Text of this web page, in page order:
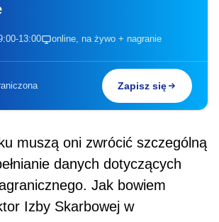
13:00 online, na żywo + nagranie
Zapisz się
muszą oni zwrócić szczególną
danych dotyczących
Jak bowiem
Izby Skarbowej w